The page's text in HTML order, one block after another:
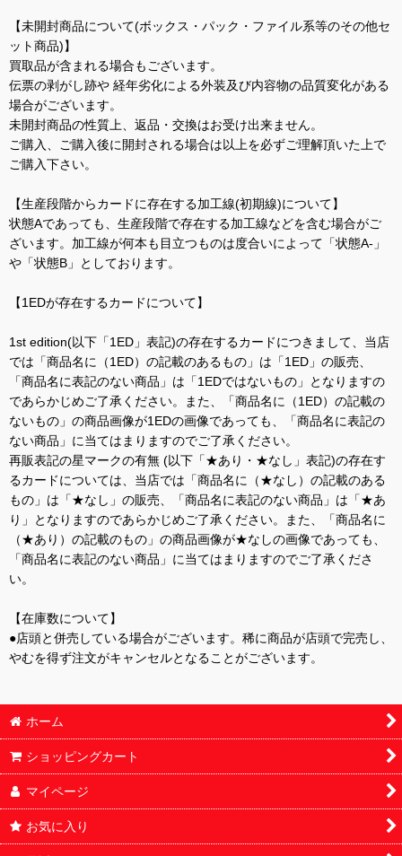
【未開封商品について(ボックス・パック・ファイル系等のその他セ
ット商品)】
買取品が含まれる場合もございます。
伝票の剥がし跡や 経年劣化による外装及び内容物の品質変化がある
場合がございます。
未開封商品の性質上、返品・交換はお受け出来ません。
ご購入、ご購入後に開封される場合は以上を必ずご理解頂いた上で
ご購入下さい。
【生産段階からカードに存在する加工線(初期線)について】
状態Aであっても、生産段階で存在する加工線などを含む場合がご
ざいます。加工線が何本も目立つものは度合いによって「状態A-」
や「状態B」としております。
【1EDが存在するカードについて】
1st edition(以下「1ED」表記)の存在するカードにつきまして、当店
では「商品名に（1ED）の記載のあるもの」は「1ED」の販売、
「商品名に表記のない商品」は「1EDではないもの」となりますの
であらかじめご了承ください。また、「商品名に（1ED）の記載の
ないもの」の商品画像が1EDの画像であっても、「商品名に表記の
ない商品」に当てはまりますのでご了承ください。
再販表記の星マークの有無 (以下「★あり・★なし」表記)の存在す
るカードについては、当店では「商品名に（★なし）の記載のある
もの」は「★なし」の販売、「商品名に表記のない商品」は「★あ
り」となりますのであらかじめご了承ください。また、「商品名に
（★あり）の記載のもの」の商品画像が★なしの画像であっても、
「商品名に表記のない商品」に当てはまりますのでご了承くださ
い。
【在庫数について】
●店頭と併売している場合がございます。稀に商品が店頭で完売し、
やむを得ず注文がキャンセルとなることがございます。
ホーム
ショッピングカート
マイページ
お気に入り